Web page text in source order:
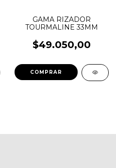
GAMA RIZADOR
TOURMALINE 33MM
$49.050,00